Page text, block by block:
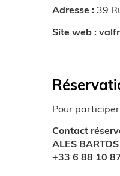
Adresse : 39
Site web :
Pour
Contact
ALES BARTOS
+33 6 88 10